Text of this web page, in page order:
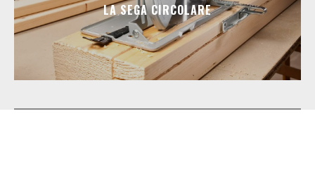
LA SEGA CIRCOLARE